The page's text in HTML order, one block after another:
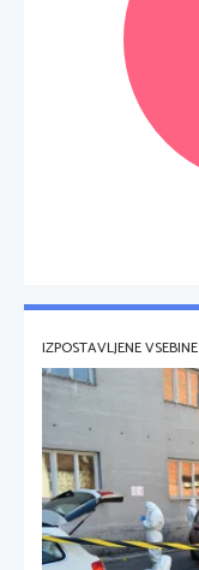
IZPOSTAVLJENE VSEBINE